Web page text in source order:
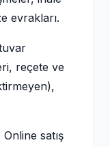
evrakları.
reçete ve
Online satış